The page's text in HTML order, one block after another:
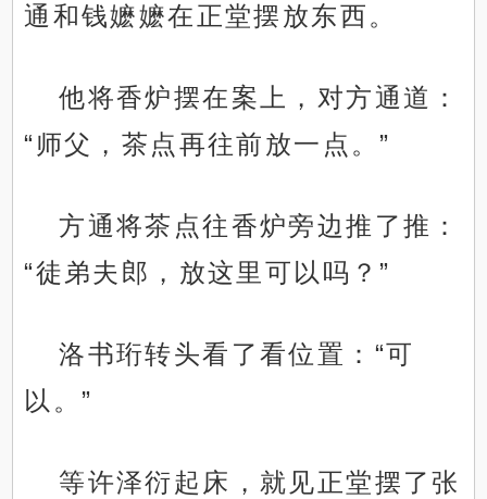
通和钱嬷嬷在正堂摆放东西。
他将香炉摆在案上，对方通道：
“师父，茶点再往前放一点。”
方通将茶点往香炉旁边推了推：
“徒弟夫郎，放这里可以吗？”
洛书珩转头看了看位置：“可
以。”
等许泽衍起床，就见正堂摆了张